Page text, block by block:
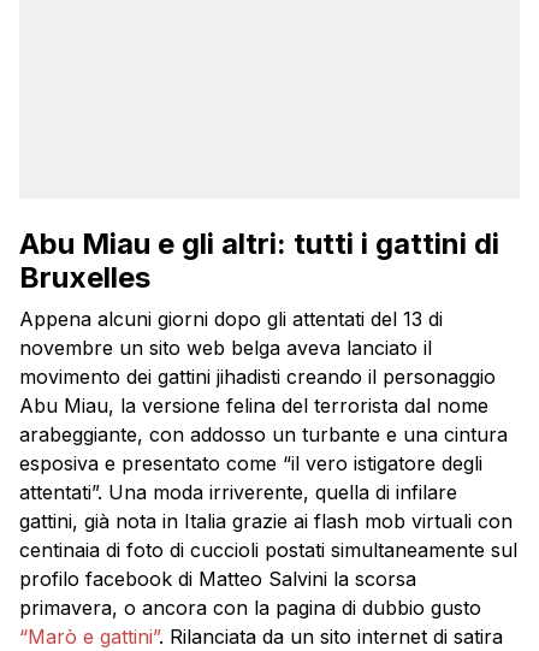
Abu Miau e gli altri: tutti i gattini di
Bruxelles
Appena alcuni giorni dopo gli attentati del 13 di
novembre un sito web belga aveva lanciato il
movimento dei gattini jihadisti creando il personaggio
Abu Miau, la versione felina del terrorista dal nome
arabeggiante, con addosso un turbante e una cintura
esposiva e presentato come “il vero istigatore degli
attentati”. Una moda irriverente, quella di infilare
gattini, già nota in Italia grazie ai flash mob virtuali con
centinaia di foto di cuccioli postati simultaneamente sul
profilo facebook di Matteo Salvini la scorsa
primavera, o ancora con la pagina di dubbio gusto
“Marò e gattini”. Rilanciata da un sito internet di satira